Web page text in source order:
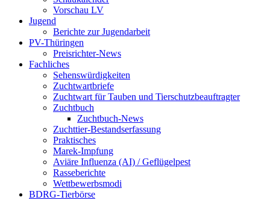
Vorschau LV
Jugend
Berichte zur Jugendarbeit
PV-Thüringen
Preisrichter-News
Fachliches
Sehenswürdigkeiten
Zuchtwartbriefe
Zuchtwart für Tauben und Tierschutzbeauftragter
Zuchtbuch
Zuchtbuch-News
Zuchttier-Bestandserfassung
Praktisches
Marek-Impfung
Aviäre Influenza (AI) / Geflügelpest
Rasseberichte
Wettbewerbsmodi
BDRG-Tierbörse